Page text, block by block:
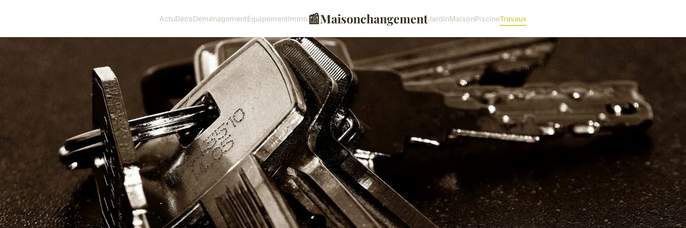
ActuDécoDéménagementÉquipementImmo 📰MaisonchangementJardinMaisonPiscineTravaux